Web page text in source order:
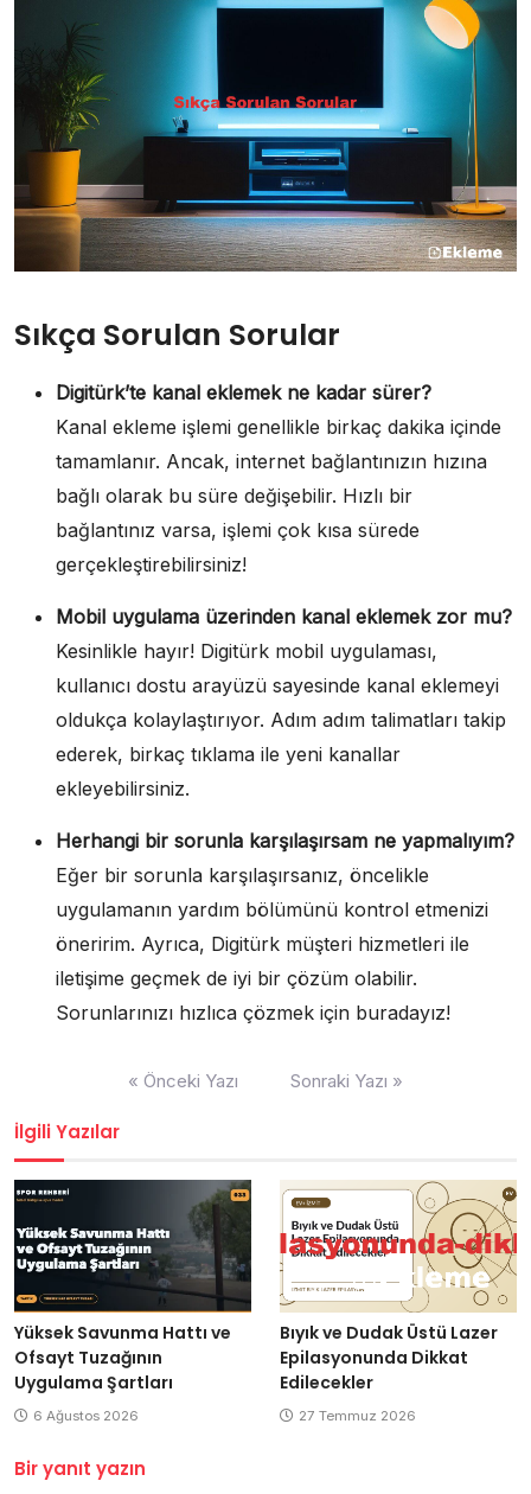
Sıkça Sorulan Sorular
Digitürk’te kanal eklemek ne kadar sürer?
Kanal ekleme işlemi genellikle birkaç dakika içinde
tamamlanır. Ancak, internet bağlantınızın hızına
bağlı olarak bu süre değişebilir. Hızlı bir
bağlantınız varsa, işlemi çok kısa sürede
gerçekleştirebilirsiniz!
Mobil uygulama üzerinden kanal eklemek zor mu?
Kesinlikle hayır! Digitürk mobil uygulaması,
kullanıcı dostu arayüzü sayesinde kanal eklemeyi
oldukça kolaylaştırıyor. Adım adım talimatları takip
ederek, birkaç tıklama ile yeni kanallar
ekleyebilirsiniz.
Herhangi bir sorunla karşılaşırsam ne yapmalıyım?
Eğer bir sorunla karşılaşırsanız, öncelikle
uygulamanın yardım bölümünü kontrol etmenizi
öneririm. Ayrıca, Digitürk müşteri hizmetleri ile
iletişime geçmek de iyi bir çözüm olabilir.
Sorunlarınızı hızlıca çözmek için buradayız!
« Önceki Yazı Sonraki Yazı »
İlgili Yazılar
Yüksek Savunma Hattı ve
Ofsayt Tuzağının
Uygulama Şartları
6 Ağustos 2026
Bıyık ve Dudak Üstü Lazer
Epilasyonunda Dikkat
Edilecekler
27 Temmuz 2026
Bir yanıt yazın